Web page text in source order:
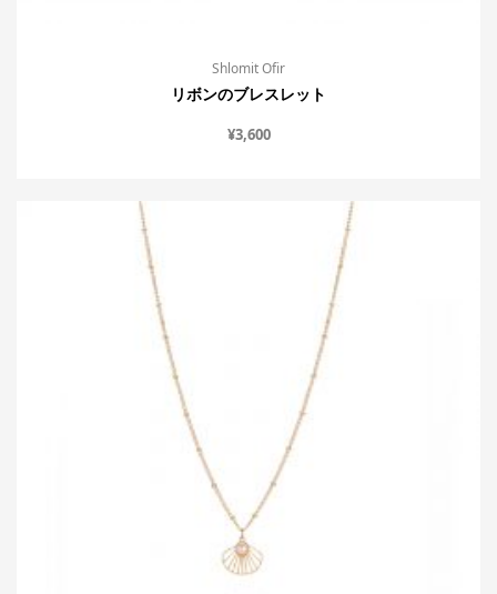
Shlomit Ofir
リボンのブレスレット
¥3,600